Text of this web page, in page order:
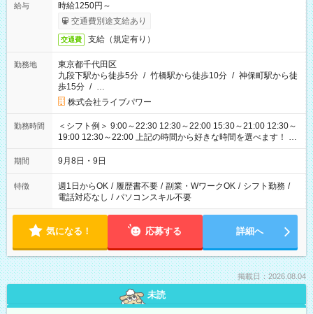
給与
時給1250円～
交通費別途支給あり
交通費 支給（規定有り）
勤務地
東京都千代田区
九段下駅から徒歩5分 / 竹橋駅から徒歩10分 / 神保町駅から徒
歩15分 / …
株式会社ライブパワー
勤務時間
＜シフト例＞ 9:00～22:30 12:30～22:00 15:30～21:00 12:30～
19:00 12:30～22:00 上記の時間から好きな時間を選べます！ ※
時間は変更となる可能性があります
期間 9月8日・9日
特徴 週1日からOK / 履歴書不要 / 副業・WワークOK / シフト勤務 /
電話対応なし / パソコンスキル不要
気になる！ 応募する 詳細へ
掲載日：2026.08.04
未読